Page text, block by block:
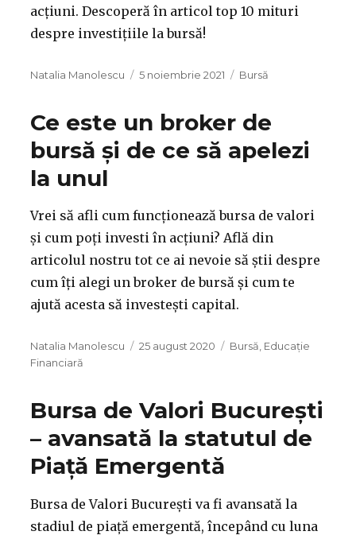
acțiuni. Descoperă în articol top 10 mituri
despre investițiile la bursă!
Autor
Natalia Manolescu
Publicat
5 noiembrie 2021 Categorii
Bursă
Ce este un broker de
bursă și de ce să apelezi
la unul
Vrei să afli cum funcționează bursa de valori
și cum poți investi în acțiuni? Află din
articolul nostru tot ce ai nevoie să știi despre
cum îți alegi un broker de bursă și cum te
ajută acesta să investești capital.
Autor
Natalia Manolescu
Publicat
25 august 2020 Categorii
Bursă Educație
Financiară
Bursa de Valori București
– avansată la statutul de
Piață Emergentă
Bursa de Valori București va fi avansată la
stadiul de piață emergentă, începând cu luna